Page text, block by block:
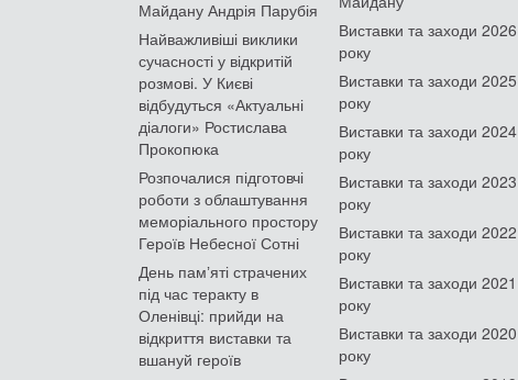
Майдану Андрія Парубія
Найважливіші виклики
сучасності у відкритій
розмові. У Києві
відбудуться «Актуальні
діалоги» Ростислава
Прокопюка
Розпочалися підготовчі
роботи з облаштування
меморіального простору
Героїв Небесної Сотні
День памʼяті страчених
під час теракту в
Оленівці: прийди на
відкриття виставки та
вшануй героїв
Виставки та заходи 2026
року
Виставки та заходи 2025
року
Виставки та заходи 2024
року
Виставки та заходи 2023
року
Виставки та заходи 2022
року
Виставки та заходи 2021
року
Виставки та заходи 2020
року